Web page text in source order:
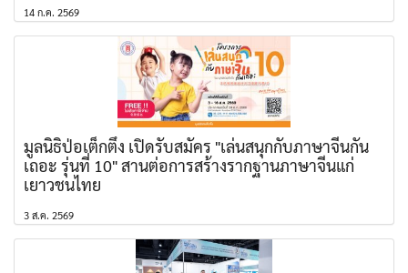
14 ก.ค. 2569
มูลนิธิป่อเต็กตึ๊ง เปิดรับสมัคร "เล่นสนุกกับภาษาจีนกัน
เถอะ รุ่นที่ 10" สานต่อการสร้างรากฐานภาษาจีนแก่
เยาวชนไทย
3 ส.ค. 2569